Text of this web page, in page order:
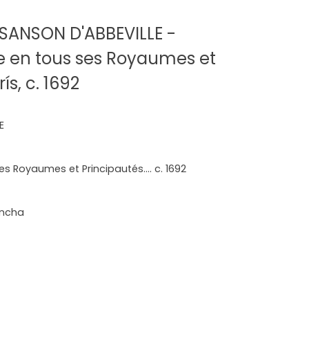
D'ABBEVILLE -
en tous ses Royaumes et
c. 1692
Royaumes et Principautés.... c. 1692